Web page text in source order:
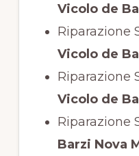
Vicolo de
Riparazione
Vicolo de
Riparazione
Vicolo de
Riparazione
Barzi Nova